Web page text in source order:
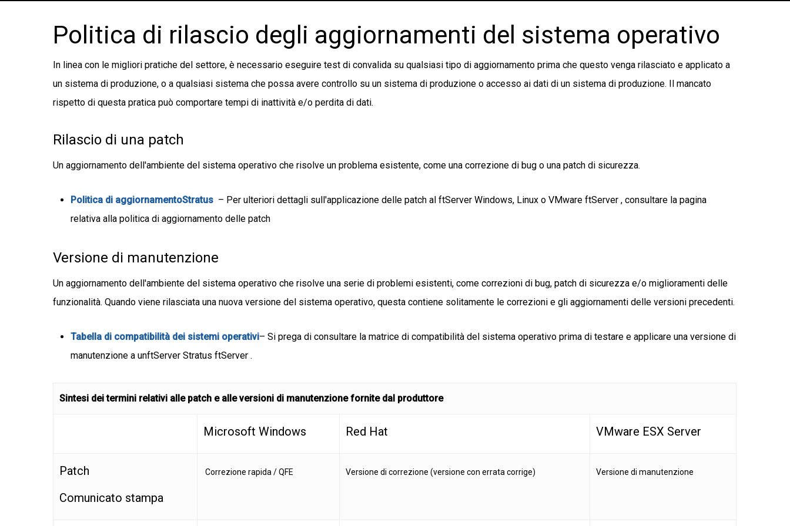
Politica di rilascio degli aggiornamenti del sistema operativo
In linea con le migliori pratiche del settore, è necessario eseguire test di convalida su qualsiasi tipo di aggiornamento prima che questo venga rilasciato e applicato a
un sistema di produzione, o a qualsiasi sistema che possa avere controllo su un sistema di produzione o accesso ai dati di un sistema di produzione. Il mancato
rispetto di questa pratica può comportare tempi di inattività e/o perdita di dati.
Rilascio di una patch
Un aggiornamento dell'ambiente del sistema operativo che risolve un problema esistente, come una correzione di bug o una patch di sicurezza.
Politica di aggiornamentoStratus – Per ulteriori dettagli sull'applicazione delle patch al ftServer Windows, Linux o VMware ftServer , consultare la pagina
relativa alla politica di aggiornamento delle patch
Versione di manutenzione
Un aggiornamento dell'ambiente del sistema operativo che risolve una serie di problemi esistenti, come correzioni di bug, patch di sicurezza e/o miglioramenti delle
funzionalità. Quando viene rilasciata una nuova versione del sistema operativo, questa contiene solitamente le correzioni e gli aggiornamenti delle versioni precedenti.
Tabella di compatibilità dei sistemi operativi– Si prega di consultare la matrice di compatibilità del sistema operativo prima di testare e applicare una versione di
manutenzione a unftServer Stratus ftServer .
Sintesi dei termini relativi alle patch e alle versioni di manutenzione fornite dal produttore
Microsoft Windows Red Hat VMware ESX Server
Patch
Comunicato stampa
Correzione rapida / QFE Versione di correzione (versione con errata corrige) Versione di manutenzione